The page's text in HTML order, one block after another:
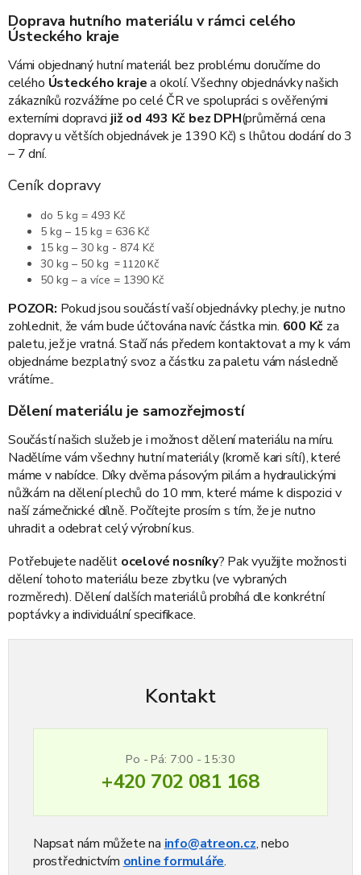
Doprava hutního materiálu v rámci celého
Ústeckého kraje
Vámi objednaný hutní materiál bez problému doručíme do
celého Ústeckého krajea okolí. Všechny objednávky našich
zákazníků rozvážíme po celé ČR ve spolupráci s ověřenými
externími dopravci již od 493 Kč bez DPH(průměrná cena
dopravy u větších objednávek je 1390 Kč) s lhůtou dodání do 3
– 7 dní.
Ceník dopravy
do 5 kg = 493 Kč
5 kg – 15 kg = 636 Kč
15 kg – 30 kg - 874 Kč
30 kg – 50 kg = 1120 Kč
50 kg – a více = 1390 Kč
POZOR: Pokud jsou součástí vaší objednávky plechy, je nutno
zohlednit, že vám bude účtována navíc částka min. 600 Kč za
paletu, jež je vratná. Stačí nás předem kontaktovat a my k vám
objednáme bezplatný svoz a částku za paletu vám následně
vrátíme..
Dělení materiálu je samozřejmostí
Součástí našich služeb je i možnost dělení materiálu na míru.
Nadělímevám všechny hutní materiály (kromě kari sítí), které
máme v nabídce. Díky dvěma pásovým pilám a hydraulickými
nůžkám na dělení plechů do 10 mm, které máme k dispozici v
naší zámečnické dílně. Počítejte prosím s tím, že je nutno
uhradit a odebrat celý výrobní kus.
Potřebujete nadělit ocelové nosníky? Pak využijte možnosti
dělení tohoto materiálu beze zbytku (ve vybraných
rozměrech). Dělení dalších materiálů probíhá dle konkrétní
poptávky a individuální specifikace.
Kontakt
Po - Pá: 7:00 - 15:30
+420 702 081 168
Napsat nám můžete na info@atreon.cz, nebo
prostřednictvím online formuláře.